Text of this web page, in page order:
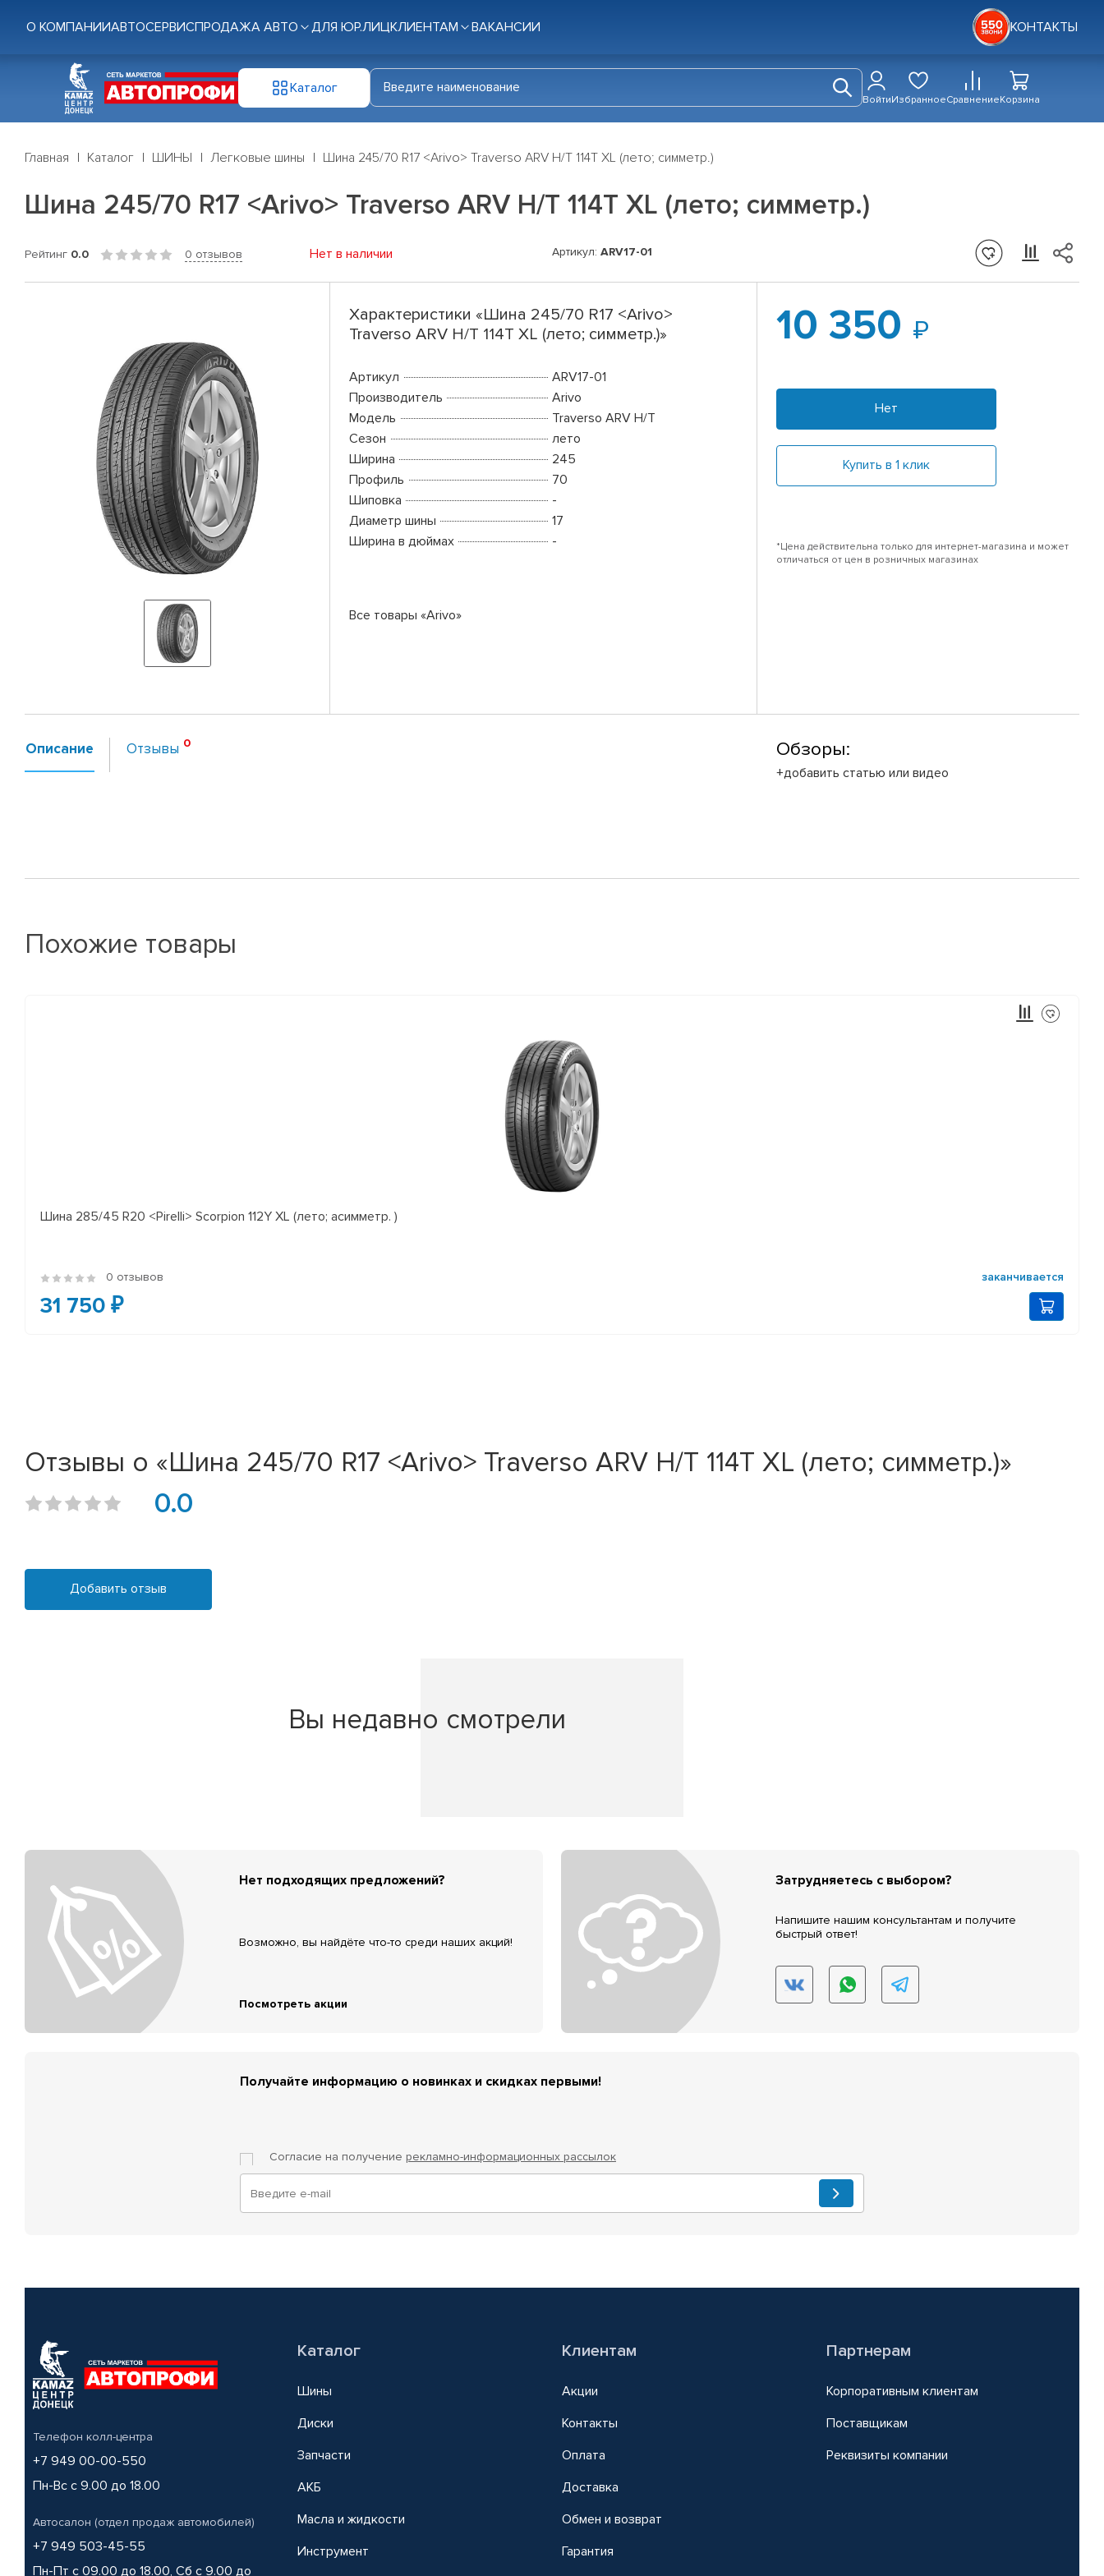
О КОМПАНИИАВТОСЕРВИСПРОДАЖА АВТО ДЛЯ ЮР.ЛИЦКЛИЕНТАМ ВАКАНСИИ КОНТАКТЫ
Каталог
ВойтиИзбранноеСравнениеКорзина
Главная Каталог ШИНЫ Легковые шины Шина 245/70 R17 <Arivo> Traverso ARV H/T 114T XL (лето; симметр.)
Шина 245/70 R17 <Arivo> Traverso ARV H/T 114T XL (лето; симметр.)
Рейтинг 0.0 0 отзывов Нет в наличии Артикул: ARV17-01
Характеристики «Шина 245/70 R17 <Arivo>
Traverso ARV H/T 114T XL (лето; симметр.)»
Артикул
ARV17-01
Производитель
Arivo
Модель
Traverso ARV H/T
Сезон
лето
Ширина
245
Профиль
70
Шиповка
-
Диаметр шины
17
Ширина в дюймах
-
Все товары «Arivo»
10 350
Нет
Купить в 1 клик
*Цена действительна только для интернет-магазина и может
отличаться от цен в розничных магазинах
Описание Отзывы Обзоры:
+добавить статью или видео
Похожие товары
Шина 285/45 R20 <Pirelli> Scorpion 112Y XL (лето; асимметр. )
0 отзывов заканчивается
31 750 ₽
Отзывы о «Шина 245/70 R17 <Arivo> Traverso ARV H/T 114T XL (лето; симметр.)»
0.0
Добавить отзыв
Вы недавно смотрели
Нет подходящих предложений?
Возможно, вы найдёте что-то среди наших акций!
Посмотреть акции
Затрудняетесь с выбором?
Напишите нашим консультантам и получите
быстрый ответ!
Получайте информацию о новинках и скидках первыми!
Согласие на получение рекламно-информационных рассылок
Телефон колл-центра
+7 949 00-00-550
Пн-Вс с 9.00 до 18.00
Автосалон (отдел продаж автомобилей)
+7 949 503-45-55
Пн-Пт с 09.00 до 18.00, Сб с 9.00 до
Каталог
Шины
Диски
Запчасти
АКБ
Масла и жидкости
Инструмент
Клиентам
Акции
Контакты
Оплата
Доставка
Обмен и возврат
Гарантия
Партнерам
Корпоративным клиентам
Поставщикам
Реквизиты компании